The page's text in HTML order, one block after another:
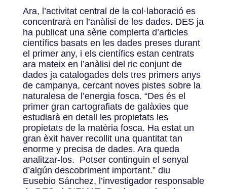
Ara, l’activitat central de la col·laboració es
concentrarà en l’anàlisi de les dades. DES ja
ha publicat una sèrie complerta d’articles
científics basats en les dades preses durant
el primer any, i els científics estan centrats
ara mateix en l’anàlisi del ric conjunt de
dades ja catalogades dels tres primers anys
de campanya, cercant noves pistes sobre la
naturalesa de l’energia fosca. “Des és el
primer gran cartografiats de galàxies que
estudiarà en detall les propietats les
propietats de la matèria fosca. Ha estat un
gran èxit haver recollit una quantitat tan
enorme y precisa de dades. Ara queda
analitzar-los. Potser continguin el senyal
d’algún descobriment important.” diu
Eusebio Sánchez, l’investigador responsable